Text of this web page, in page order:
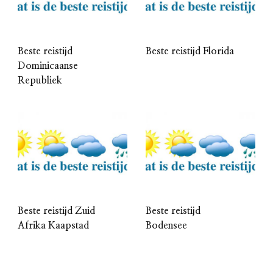
Beste reistijd
Dominicaanse
Republiek
Beste reistijd Florida
Beste reistijd Zuid
Afrika Kaapstad
Beste reistijd
Bodensee